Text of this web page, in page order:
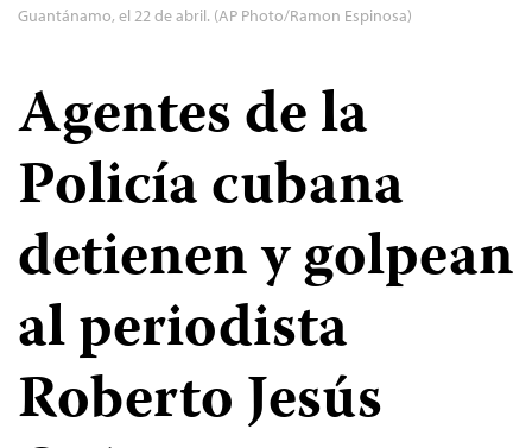
Guantánamo, el 22 de abril. (AP Photo/Ramon Espinosa)
Agentes de la
Policía cubana
detienen y golpean
al periodista
Roberto Jesús